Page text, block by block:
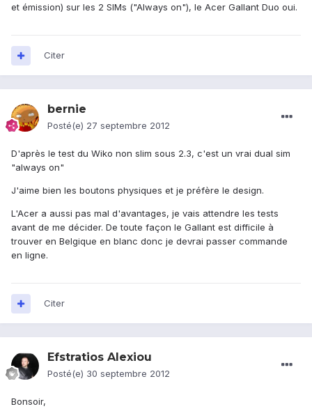
et émission) sur les 2 SIMs ("Always on"), le Acer Gallant Duo oui.
Citer
bernie
Posté(e) 27 septembre 2012
D'après le test du Wiko non slim sous 2.3, c'est un vrai dual sim
"always on"
J'aime bien les boutons physiques et je préfère le design.
L'Acer a aussi pas mal d'avantages, je vais attendre les tests
avant de me décider. De toute façon le Gallant est difficile à
trouver en Belgique en blanc donc je devrai passer commande
en ligne.
Citer
Efstratios Alexiou
Posté(e) 30 septembre 2012
Bonsoir,